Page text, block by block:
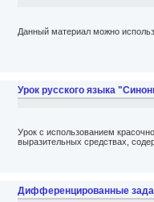
Данный материал можно
Урок русского языка
Урок с использованием
выразительных средствах,
Дифференцированные